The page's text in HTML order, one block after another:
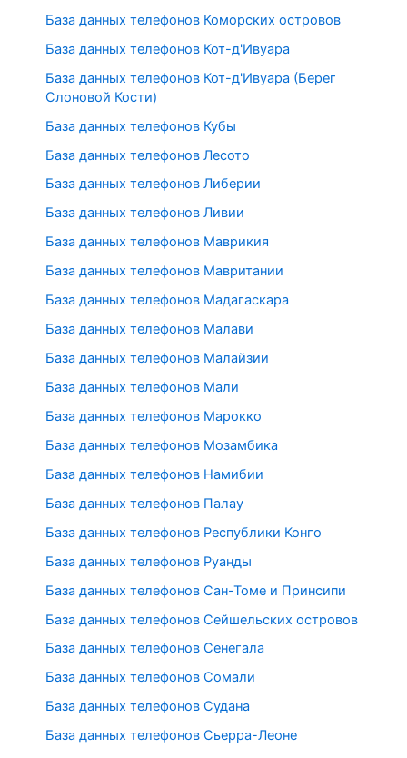
База данных телефонов Коморских островов
База данных телефонов Кот-д'Ивуара
База данных телефонов Кот-д'Ивуара (Берег
Слоновой Кости)
База данных телефонов Кубы
База данных телефонов Лесото
База данных телефонов Либерии
База данных телефонов Ливии
База данных телефонов Маврикия
База данных телефонов Мавритании
База данных телефонов Мадагаскара
База данных телефонов Малави
База данных телефонов Малайзии
База данных телефонов Мали
База данных телефонов Марокко
База данных телефонов Мозамбика
База данных телефонов Намибии
База данных телефонов Палау
База данных телефонов Республики Конго
База данных телефонов Руанды
База данных телефонов Сан-Томе и Принсипи
База данных телефонов Сейшельских островов
База данных телефонов Сенегала
База данных телефонов Сомали
База данных телефонов Судана
База данных телефонов Сьерра-Леоне